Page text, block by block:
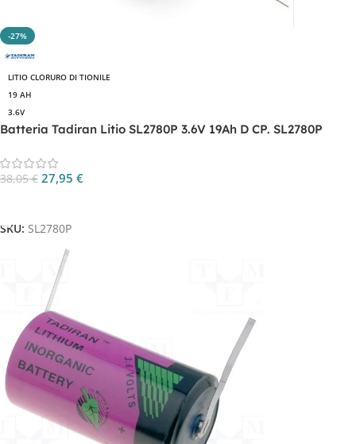
-27%
LITIO CLORURO DI TIONILE
19 AH
3.6V
Batteria Tadiran Litio SL2780P 3.6V 19Ah D CP. SL2780P
38,05€ 27,95 €
SKU: SL2780P